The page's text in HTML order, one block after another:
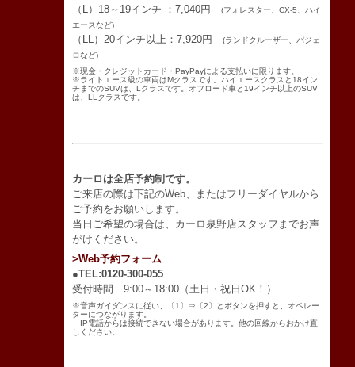
（L）18～19インチ ：7,040円
(フォレスター、CX-5、ハイ
エースなど)
（LL）20インチ以上：7,920円
(ランドクルーザー、パジェ
ロなど)
※現金・クレジットカード・PayPayによる支払いに限ります。
※ライトエース級の車両はMクラスです。ハイエースクラスと18イン
チまでのSUVは、Lクラスです。オフロード車と19インチ以上のSUV
は、LLクラスです。
カーロは全店予約制です。
ご来店の際は下記のWeb、またはフリーダイヤルから
ご予約をお願いします。
当日ご希望の場合は、カーロ泉野店スタッフまでお声
がけください。
>Web予約フォーム
●TEL:0120-300-055
受付時間 9:00～18:00（土日・祝日OK！）
※音声ガイダンスに従い、〔1〕⇒〔2〕とボタンを押すと、オペレー
ターにつながります。
IP電話からは接続できない場合があります。他の回線からおかけ直
しください。